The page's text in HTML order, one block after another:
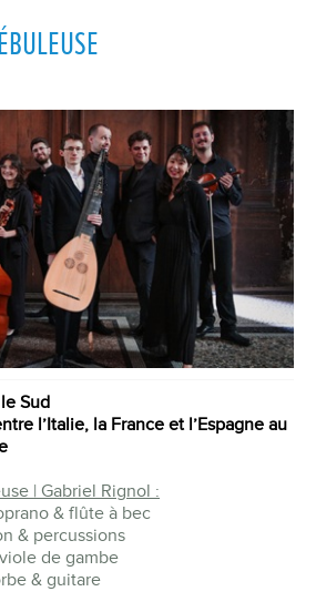
Sud
l’Italie, la France et l’Espagne au
| Gabriel Rignol :
& flûte à bec
& percussions
de gambe
& guitare